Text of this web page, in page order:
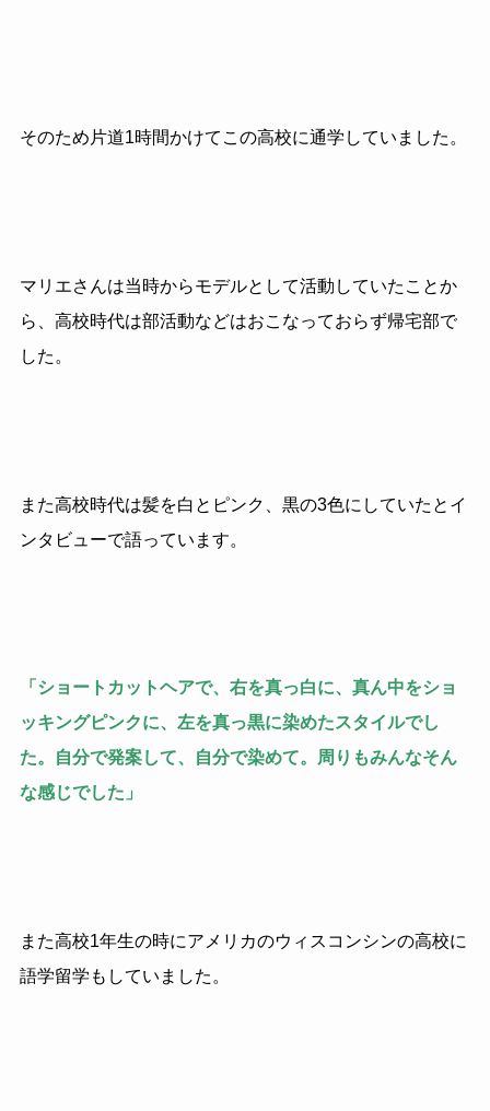
そのため片道1時間かけてこの高校に通学していました。
マリエさんは当時からモデルとして活動していたことか
ら、高校時代は部活動などはおこなっておらず帰宅部で
した。
また高校時代は髪を白とピンク、黒の3色にしていたとイ
ンタビューで語っています。
「ショートカットヘアで、右を真っ白に、真ん中をショ
ッキングピンクに、左を真っ黒に染めたスタイルでし
た。自分で発案して、自分で染めて。周りもみんなそん
な感じでした」
また高校1年生の時にアメリカのウィスコンシンの高校に
語学留学もしていました。